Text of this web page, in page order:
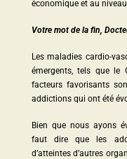
économique et au
Votre mot de la fin,
Les maladies cardio-
émergents, tels que le
facteurs favorisants
addictions qui ont été
Bien que nous ayons
faut dire que les
d’atteintes d’autres